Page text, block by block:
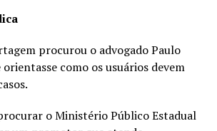
procurou o advogado Paulo
como os usuários devem
o Ministério Público Estadual